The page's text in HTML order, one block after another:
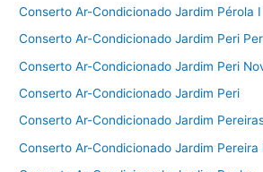
Conserto Ar-Condicionado Jardim Pérola I
Conserto Ar-Condicionado Jardim Peri
Conserto Ar-Condicionado Jardim Peri
Conserto Ar-Condicionado Jardim Peri
Conserto Ar-Condicionado Jardim
Conserto Ar-Condicionado Jardim Pereira